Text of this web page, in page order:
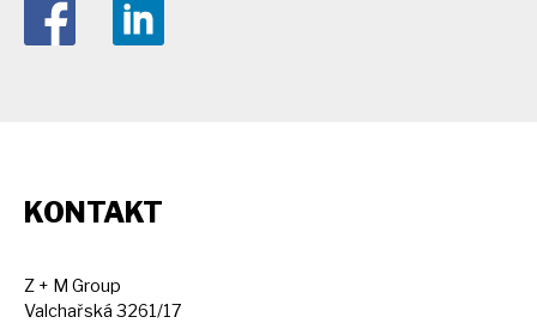
KONTAKT
Z + M Group
Valchařská 3261/17